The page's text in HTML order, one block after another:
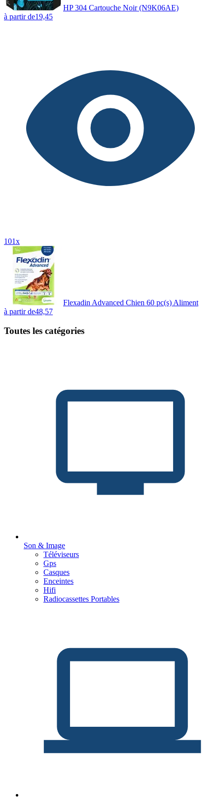
HP 304 Cartouche Noir (N9K06AE)
à partir de19,45
101x
Flexadin Advanced Chien 60 pc(s) Aliment
à partir de48,57
Toutes les catégories
Son & Image
Téléviseurs
Gps
Casques
Enceintes
Hifi
Radiocassettes Portables